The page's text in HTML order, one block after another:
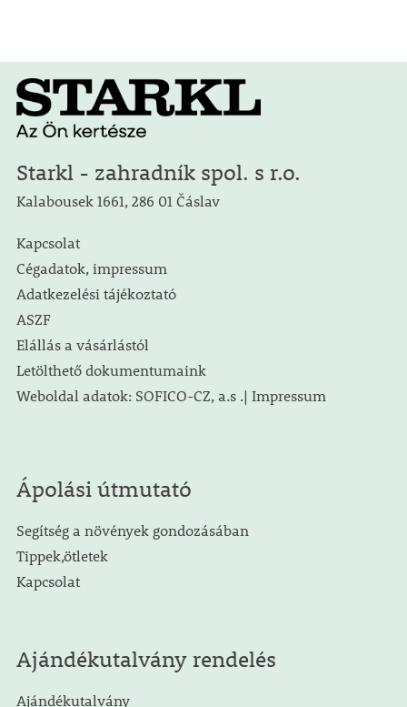
Starkl - zahradník spol. s r.o.
Kalabousek 1661, 286 01 Čáslav
Kapcsolat
Cégadatok, impressum
Adatkezelési tájékoztató
ASZF
Elállás a vásárlástól
Letölthető dokumentumaink
Weboldal adatok: SOFICO-CZ, a.s .| Impressum
Ápolási útmutató
Segítség a növények gondozásában
Tippek,ötletek
Kapcsolat
Ajándékutalvány rendelés
Ajándékutalvány